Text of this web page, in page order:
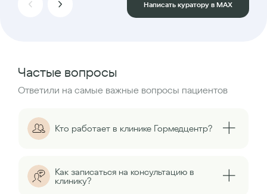
Написать куратору в MAX
Частые вопросы
Ответили на самые важные вопросы пациентов
Кто работает в клинике Гормедцентр?
Как записаться на консультацию в
клинику?